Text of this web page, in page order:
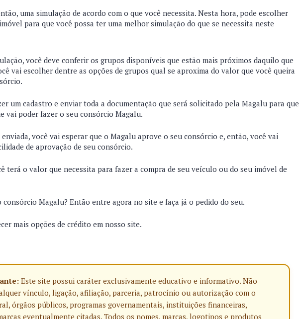
uma simulação de acordo com o que você necessita. Nesta hora, pode escolher
para que você possa ter uma melhor simulação do que se necessita neste
você deve conferir os grupos disponíveis que estão mais próximos daquilo que
vai escolher dentre as opções de grupos qual se aproxima do valor que você queira
um cadastro e enviar toda a documentação que será solicitado pela Magalu para que
vai poder fazer o seu consórcio Magalu.
você vai esperar que o Magalu aprove o seu consórcio e, então, você vai
de aprovação de seu consórcio.
terá o valor que necessita para fazer a compra de seu veículo ou do seu imóvel de
consórcio Magalu? Então entre agora no site e faça já o pedido do seu.
mais opções de crédito em nosso site.
Este site possui caráter exclusivamente educativo e informativo. Não
vínculo, ligação, afiliação, parceria, patrocínio ou autorização com o
órgãos públicos, programas governamentais, instituições financeiras,
eventualmente citadas. Todos os nomes, marcas, logotipos e produtos